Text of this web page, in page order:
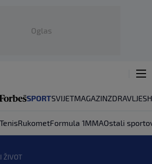
Oglas
SPORTSVIJETMAGAZINZDRAVLJE
TenisRukometFormula 1MMAOstali
ŽIVOT